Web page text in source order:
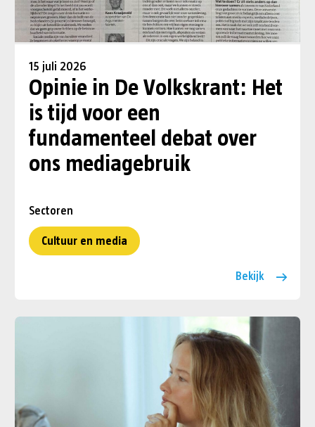
15 juli 2026
Opinie in De Volkskrant: Het
is tijd voor een
fundamenteel debat over
ons mediagebruik
Sectoren
Cultuur en media
Bekijk